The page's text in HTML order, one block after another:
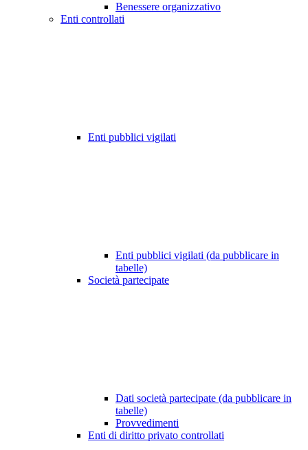
Benessere organizzativo
Enti controllati
Enti pubblici vigilati
Enti pubblici vigilati (da pubblicare in
tabelle)
Società partecipate
Dati società partecipate (da pubblicare in
tabelle)
Provvedimenti
Enti di diritto privato controllati